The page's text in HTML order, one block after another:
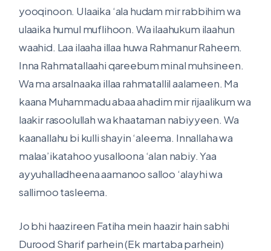
yooqinoon. Ulaaika ‘ala hudam mir rabbihim wa
ulaaika humul muflihoon. Wa ilaahukum ilaahun
waahid. Laa ilaaha illaa huwa Rahmanur Raheem.
Inna Rahmatallaahi qareebum minal muhsineen.
Wa ma arsalnaaka illaa rahmatallil aalameen. Ma
kaana Muhammadu abaa ahadim mir rijaalikum wa
laakir rasoolullah wa khaataman nabiyyeen. Wa
kaanallahu bi kulli shayin ‘aleema. Innallaha wa
malaa’ikatahoo yusalloona ‘alan nabiy. Yaa
ayyuhalladheena aamanoo salloo ‘alayhi wa
sallimoo tasleema.
Jo bhi haazireen Fatiha mein haazir hain sabhi
Durood Sharif parhein (Ek martaba parhein)